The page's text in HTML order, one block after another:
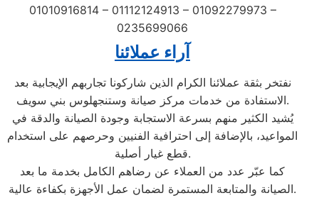
01010916814 – 01112124913 – 01092279973 –
0235699066
آراء عملائنا
نفتخر بثقة عملائنا الكرام الذين شاركونا تجاربهم الإيجابية بعد
الاستفادة من خدمات مركز صيانة وستنجهلوس بني سويف.
يُشيد الكثير منهم بسرعة الاستجابة وجودة الصيانة والدقة في
المواعيد، بالإضافة إلى احترافية الفنيين وحرصهم على استخدام
قطع غيار أصلية.
كما عبّر عدد من العملاء عن رضاهم الكامل بخدمة ما بعد
الصيانة والمتابعة المستمرة لضمان عمل الأجهزة بكفاءة عالية.